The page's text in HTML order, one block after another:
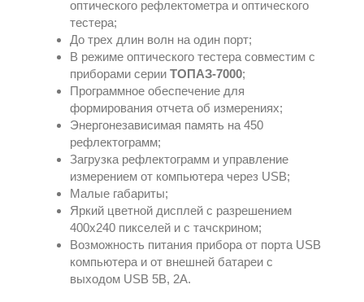
оптического рефлектометра и оптического
тестера;
До трех длин волн на один порт;
В режиме оптического тестера совместим с
приборами серииТОПАЗ-7000;
Программное обеспечение для
формирования отчета об измерениях;
Энергонезависимая память на 450
рефлектограмм;
Загрузка рефлектограмм и управление
измерением от компьютера через USB;
Малые габариты;
Яркий цветной дисплей с разрешением
400х240 пикселей и с тачскрином;
Возможность питания прибора от порта USB
компьютера и от внешней батареи с
выходом USB 5В, 2А.